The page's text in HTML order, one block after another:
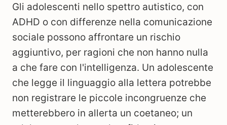
Gli adolescenti nello spettro autistico, con
ADHD o con differenze nella comunicazione
sociale possono affrontare un rischio
aggiuntivo, per ragioni che non hanno nulla
a che fare con l'intelligenza. Un adolescente
che legge il linguaggio alla lettera potrebbe
non registrare le piccole incongruenze che
metterebbero in allerta un coetaneo; un